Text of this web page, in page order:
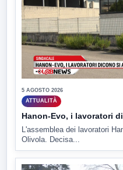
5 AGOSTO 2026
ATTUALITÀ
Hanon-Evo, i lavoratori
L'assemblea dei lavoratori
Olivola. Decisa...